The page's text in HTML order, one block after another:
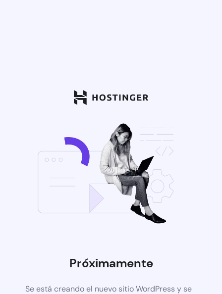
Próximamente
Se está creando el nuevo sitio WordPress y se